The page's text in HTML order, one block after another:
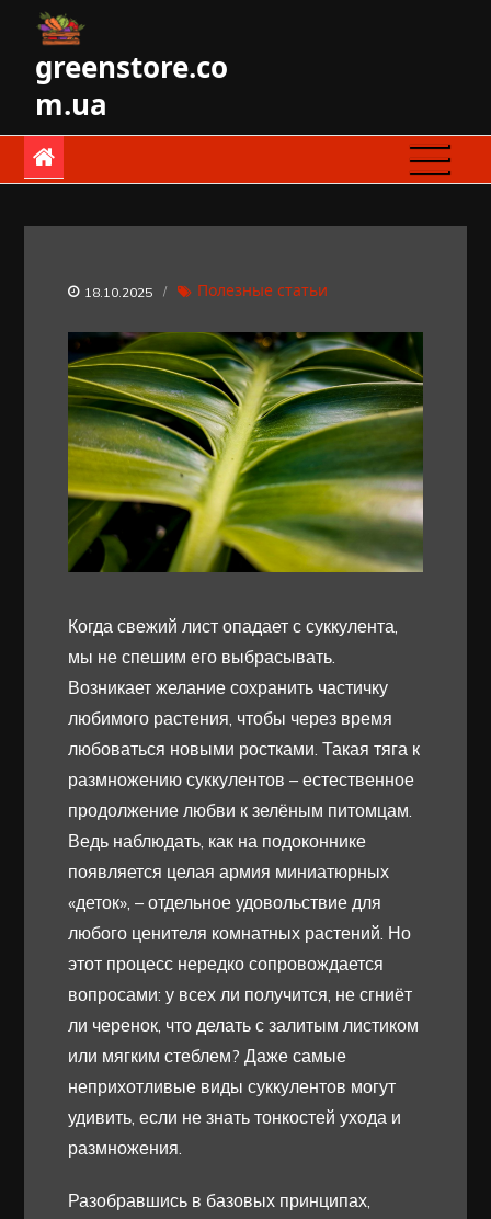
contentgreenstore.co
m.ua
18.10.2025 Полезные статьи
Когда свежий лист опадает с суккулента,
мы не спешим его выбрасывать.
Возникает желание сохранить частичку
любимого растения, чтобы через время
любоваться новыми ростками. Такая тяга к
размножению суккулентов – естественное
продолжение любви к зелёным питомцам.
Ведь наблюдать, как на подоконнике
появляется целая армия миниатюрных
«деток», – отдельное удовольствие для
любого ценителя комнатных растений. Но
этот процесс нередко сопровождается
вопросами: у всех ли получится, не сгниёт
ли черенок, что делать с залитым листиком
или мягким стеблем? Даже самые
неприхотливые виды суккулентов могут
удивить, если не знать тонкостей ухода и
размножения.
Разобравшись в базовых принципах,